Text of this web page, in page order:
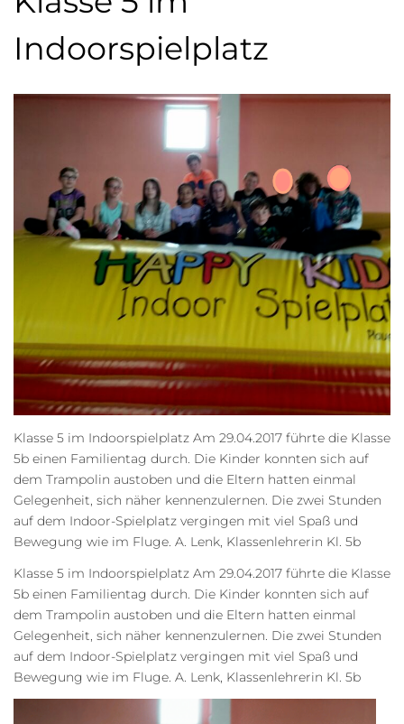
Indoorspielplatz
Klasse 5 im Indoorspielplatz Am 29.04.2017 führte die Klasse
5b einen Familientag durch. Die Kinder konnten sich auf
dem Trampolin austoben und die Eltern hatten einmal
Gelegenheit, sich näher kennenzulernen. Die zwei Stunden
auf dem Indoor-Spielplatz vergingen mit viel Spaß und
Bewegung wie im Fluge. A. Lenk, Klassenlehrerin Kl. 5b
Klasse 5 im Indoorspielplatz Am 29.04.2017 führte die Klasse
5b einen Familientag durch. Die Kinder konnten sich auf
dem Trampolin austoben und die Eltern hatten einmal
Gelegenheit, sich näher kennenzulernen. Die zwei Stunden
auf dem Indoor-Spielplatz vergingen mit viel Spaß und
Bewegung wie im Fluge. A. Lenk, Klassenlehrerin Kl. 5b